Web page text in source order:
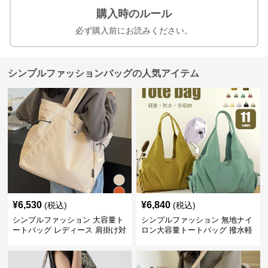
購入時のルール
必ず購入前にお読みください。
シンプルファッションバッグの人気アイテム
¥6,530 (税込)
シンプルファッション 大容量ト
ートバッグ レディース 肩掛け対
¥6,840 (税込)
シンプルファッション 無地ナイ
ロン大容量トートバッグ 撥水軽